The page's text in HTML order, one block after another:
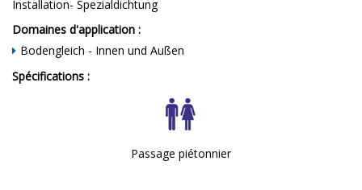
Installation- Spezialdichtung
Domaines d'application :
Bodengleich - Innen und Außen
Spécifications :
Passage piétonnier